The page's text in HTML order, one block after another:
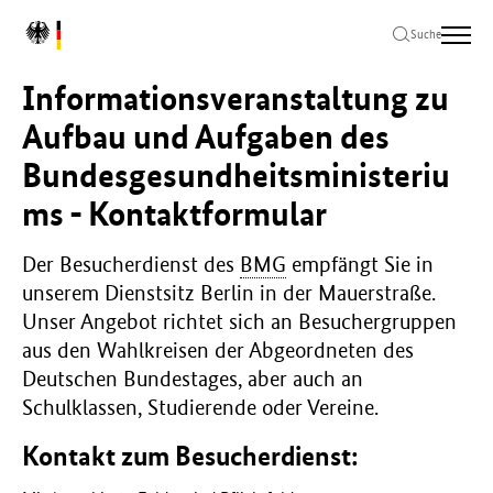
Hauptinhalt
springen
Hauptnavigation
springen
Seitenende
springen
L
B
u
n
d
e
m
i
n
i
s
t
e
i
u
Suche
Informationsveranstaltung zu
Aufbau und Aufgaben des
Bundesgesundheitsministeriu
ms - Kontaktformular
Der Besucherdienst des BMG empfängt Sie in
unserem Dienstsitz Berlin in der Mauerstraße.
Unser Angebot richtet sich an Besuchergruppen
aus den Wahlkreisen der Abgeordneten des
Deutschen Bundestages, aber auch an
Schulklassen, Studierende oder Vereine.
Kontakt zum Besucherdienst: